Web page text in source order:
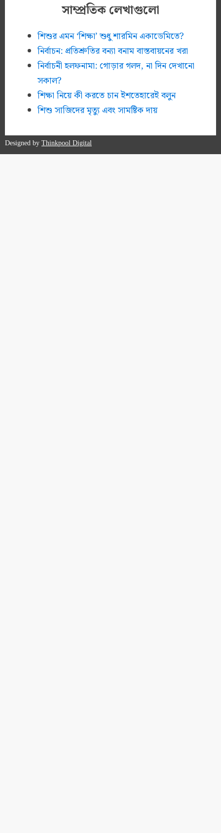
সাম্প্রতিক লেখাগুলো
শিশুর এমন ‘শিক্ষা’ শুধু শারমিন একাডেমিতে?
নির্বাচন: প্রতিশ্রুতির বন্যা বনাম বাস্তবায়নের খরা
নির্বাচনী হলফনামা: গোড়ার গলদ, না দিন দেখানো
সকাল?
শিক্ষা নিয়ে কী করতে চান ইশতেহারেই বলুন
শিশু সাজিদের মৃত্যু এবং সামষ্টিক দায়
Designed byThinkpool Digital